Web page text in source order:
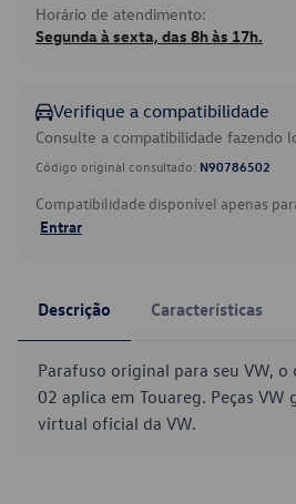
Horário de atendimento:
Segunda à sexta, das 8h às 17h.
Verifique a compatibilidade
Consulte a compatibilidade fazendo
Código original consultado: N90786502
Compatibilidade disponível apenas
Entrar
Descrição Características
Parafuso original para seu VW,
02 aplica em Touareg. Peças VW
virtual oficial da VW.